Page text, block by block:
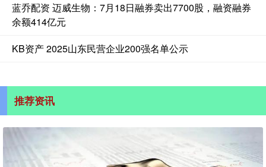
蓝乔配资 迈威生物：7月18日融券卖出7700股，融资融券
余额414亿元
KB资产 2025山东民营企业200强名单公示
推荐资讯